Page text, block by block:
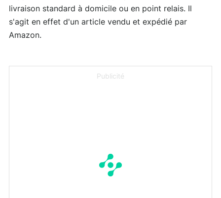
livraison standard à domicile ou en point relais. Il
s'agit en effet d'un article vendu et expédié par
Amazon.
Publicité